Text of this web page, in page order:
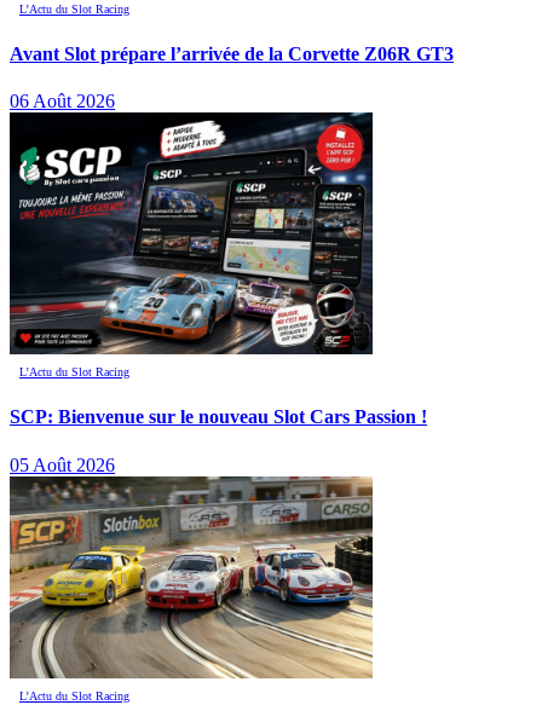
L’Actu du Slot Racing
Avant Slot prépare l’arrivée de la Corvette Z06R GT3
06 Août 2026
L’Actu du Slot Racing
SCP: Bienvenue sur le nouveau Slot Cars Passion !
05 Août 2026
L’Actu du Slot Racing